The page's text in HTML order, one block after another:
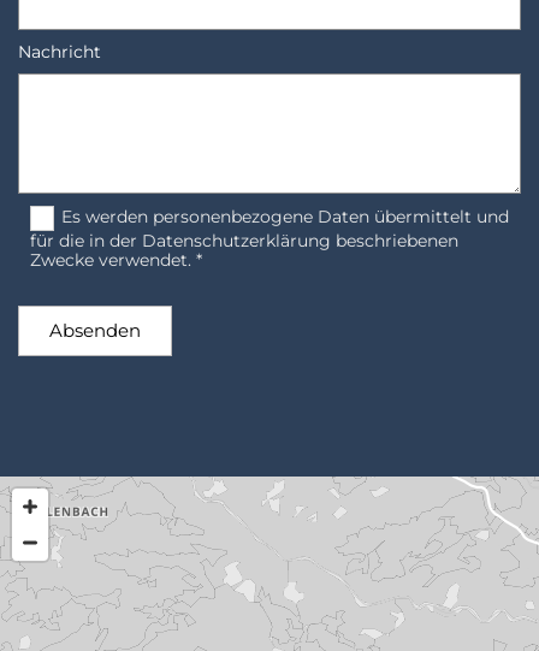
Nachricht
Es werden personenbezogene Daten übermittelt und
für die in der Datenschutzerklärung beschriebenen
Zwecke verwendet. *